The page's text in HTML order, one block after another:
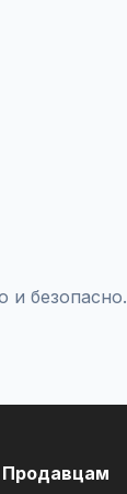
и безопасно.
Продавцам